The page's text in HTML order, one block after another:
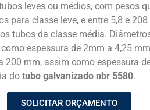
leves ou médios, com pesos
para classe leve, e entre 5,8 e
tubos da classe média.
espessura de 2mm a 4,25
200 mm, assim como espessura
do tubo galvanizado nbr 5580.
SOLICITAR ORÇAMENTO